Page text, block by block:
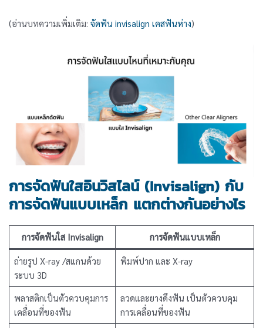
(อ่านบทความเพิ่มเติม: จัดฟัน invisalign เคสฟันห่าง)
การจัดฟันใสอินวิสไลน์ (Invisalign) กับ
การจัดฟันแบบเหล็ก แตกต่างกันอย่างไร
การจัดฟันใส Invisalign การจัดฟันแบบเหล็ก
ถ่ายรูป X-ray /สแกนด้วย
ระบบ 3D
พิมพ์ปาก และ X-ray
พลาสติกเป็นตัวควบคุมการ
เคลื่อนที่ของฟัน
ลวดและยางดึงฟัน เป็นตัวควบคุม
การเคลื่อนที่ของฟัน